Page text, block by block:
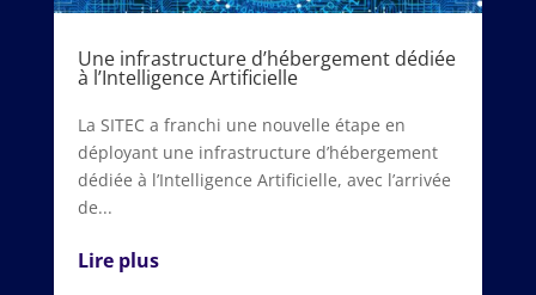
Une infrastructure d’hébergement dédiée
à l’Intelligence Artificielle
La SITEC a franchi une nouvelle étape en
déployant une infrastructure d’hébergement
dédiée à l’Intelligence Artificielle, avec l’arrivée
de...
Lire plus